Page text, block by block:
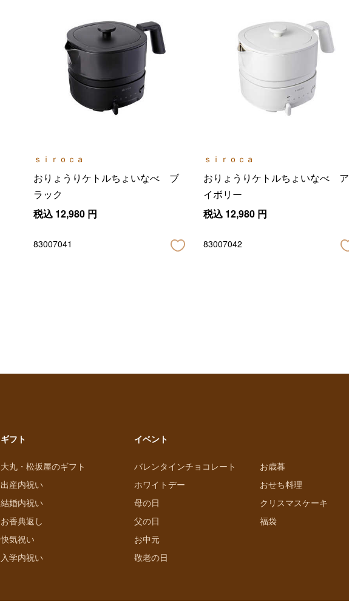
ｓｉｒｏｃａ
おりょうりケトルちょいなべ ブ
ラック
税込 12,980 円
83007041
ｓｉｒｏｃａ
おりょうりケトルちょいなべ ア
イボリー
税込 12,980 円
83007042
ギフト
大丸・松坂屋のギフト
出産内祝い
結婚内祝い
お香典返し
快気祝い
入学内祝い
イベント
バレンタインチョコレート
ホワイトデー
母の日
父の日
お中元
敬老の日
お歳暮
おせち料理
クリスマスケーキ
福袋